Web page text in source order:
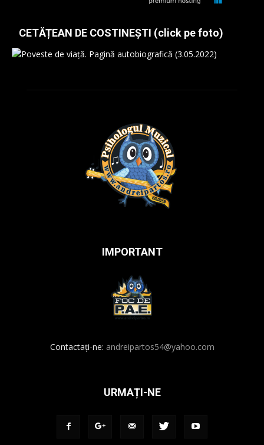
CETĂȚEAN DE COSTINEȘTI (click pe foto)
IMPORTANT
Contactați-ne: andreipartos54@yahoo.com
URMAȚI-NE